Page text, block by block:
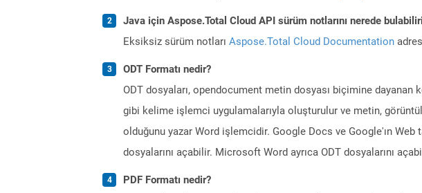
Java için Aspose.Total Cloud API sürüm notlarını nerede
Eksiksiz sürüm notları Aspose.Total Cloud Documentation
ODT Formatı nedir?
ODT dosyaları, opendocument metin dosyası biçimine
gibi kelime işlemci uygulamalarıyla oluşturulur ve metin,
olduğunu yazar Word işlemcidir. Google Docs ve Google'ın
dosyalarını açabilir. Microsoft Word ayrıca ODT dosyalarını
PDF Formatı nedir?